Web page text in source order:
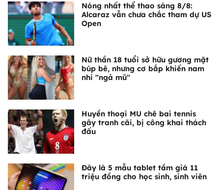
Nóng nhất thể thao sáng 8/8:
Alcaraz vẫn chưa chắc tham dự US
Open
Nữ thần 18 tuổi sở hữu gương mặt
búp bê, nhưng cơ bắp khiến nam
nhi "ngả mũ"
Huyền thoại MU chê bai tennis
gây tranh cãi, bị công khai thách
đấu
Đây là 5 mẫu tablet tầm giá 11
triệu đồng cho học sinh, sinh viên